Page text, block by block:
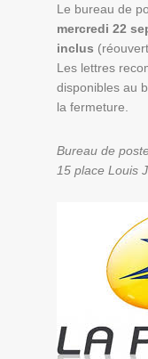
Le bureau de
mercredi 22
inclus
Les lettres
disponibles au
la fermeture.
Bureau de
15 place Louis